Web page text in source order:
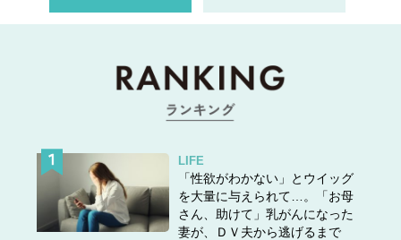
LIFE
「性欲がわかない」とウイッグ
を大量に与えられて…。「お母
さん、助けて」乳がんになった
妻が、ＤＶ夫から逃げるまで